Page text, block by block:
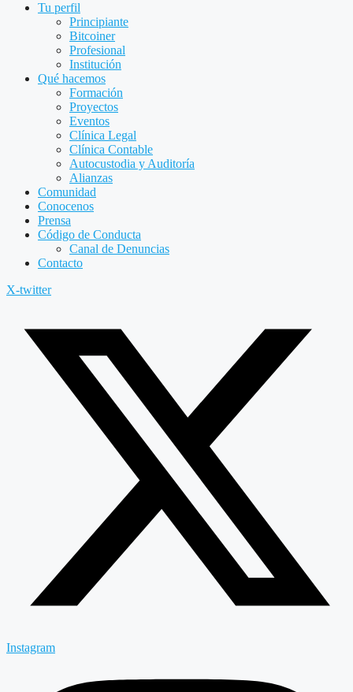
Tu perfil
Principiante
Bitcoiner
Profesional
Institución
Qué hacemos
Formación
Proyectos
Eventos
Clínica Legal
Clínica Contable
Autocustodia y Auditoría
Alianzas
Comunidad
Conocenos
Prensa
Código de Conducta
Canal de Denuncias
Contacto
X-twitter
Instagram